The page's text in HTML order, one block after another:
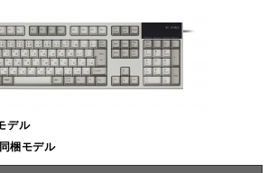
デル
梱モデル